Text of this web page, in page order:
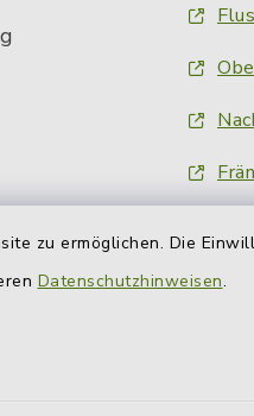
zu ermöglichen. Die
Datenschutzhinweisen.